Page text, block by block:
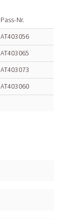
Pass-Nr.
AT403056
AT403065
AT403073
AT403060